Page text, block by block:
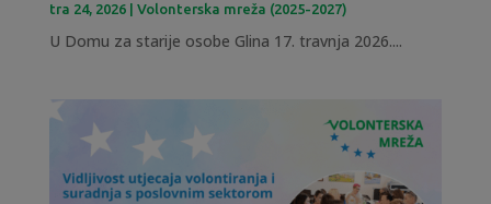
tra 24, 2026| Volonterska mreža (2025-2027)
U Domu za starije osobe Glina 17. travnja 2026....